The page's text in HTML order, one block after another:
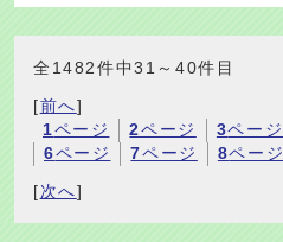
全1482件中31～40件目
[前へ]
1ページ 2ページ 3ページ
6ページ 7ページ 8ページ
[ 次へ]